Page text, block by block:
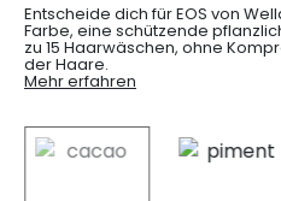
Entscheide dich für EOS von
Farbe, eine schützende
zu 15 Haarwäschen, ohne
der Haare.
Mehr erfahren